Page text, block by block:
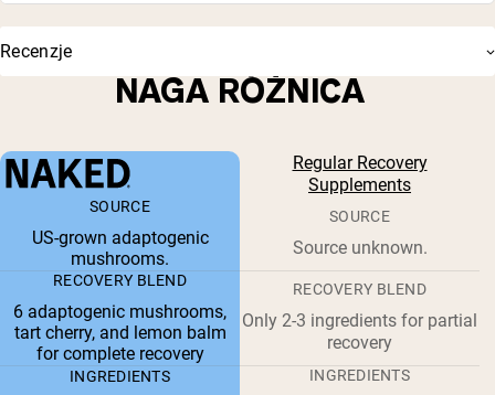
Recenzje
NAGA RÓŻNICA
Regular Recovery
Supplements
SOURCE
US-grown adaptogenic
mushrooms.
SOURCE
Source unknown.
RECOVERY BLEND
6 adaptogenic mushrooms,
tart cherry, and lemon balm
for complete recovery
RECOVERY BLEND
Only 2-3 ingredients for partial
recovery
INGREDIENTS INGREDIENTS